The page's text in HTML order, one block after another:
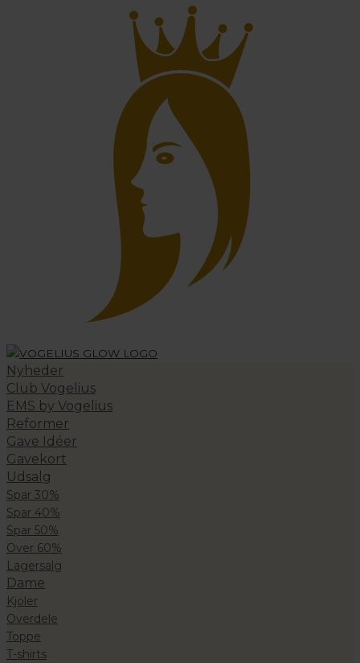
Nyheder
Club Vogelius
EMS by Vogelius
Reformer
Gave Idéer
Gavekort
Udsalg
Spar 30%
Spar 40%
Spar 50%
Over 60%
Lagersalg
Dame
Kjoler
Overdele
Toppe
T-shirts